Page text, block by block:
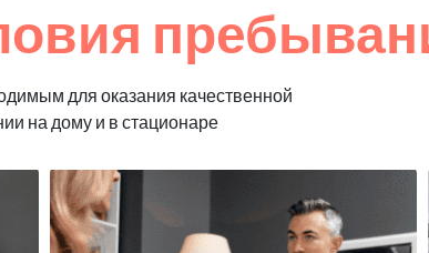
для оказания качественной
на дому и в стационаре